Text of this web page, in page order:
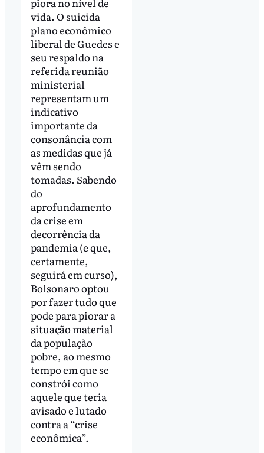
vida. O suicida
plano econômico
liberal de Guedes e
seu respaldo na
referida reunião
ministerial
representam um
indicativo
importante da
consonância com
as medidas que já
vêm sendo
tomadas. Sabendo
do
aprofundamento
da crise em
decorrência da
pandemia (e que,
certamente,
seguirá em curso),
Bolsonaro optou
por fazer tudo que
pode para piorar a
situação material
da população
pobre, ao mesmo
tempo em que se
constrói como
aquele que teria
avisado e lutado
contra a “crise
econômica”.